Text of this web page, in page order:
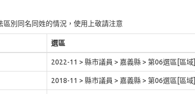
別同名同姓的情況，使用上敬請注意
選區
2022-11 > 縣市議員 > 嘉義縣 > 第06選區[區域]
2018-11 > 縣市議員 > 嘉義縣 > 第06選區[區域]